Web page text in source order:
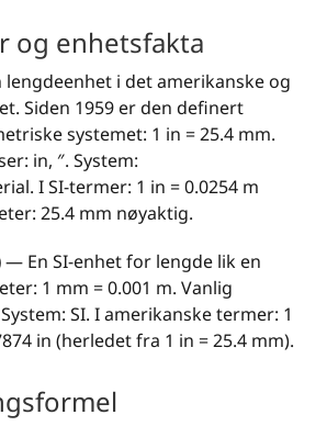
og enhetsfakta
i det amerikanske og
Siden 1959 er den definert
systemet: 1 in = 25.4 mm.
in, ″. System:
I SI-termer: 1 in = 0.0254 m
25.4 mm nøyaktig.
— En SI-enhet for lengde lik en
1 mm = 0.001 m. Vanlig
SI. I amerikanske termer: 1
in (herledet fra 1 in = 25.4 mm).